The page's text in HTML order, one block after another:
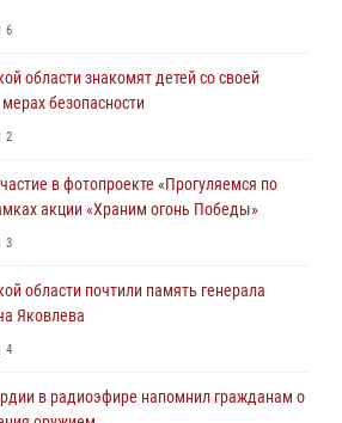
6
области знакомят детей со своей
безопасности
2
в фотопроекте «Прогуляемся по
акции «Храним огонь Победы»
3
области почтили память генерала
Яковлева
4
в радиоэфире напомнил гражданам о